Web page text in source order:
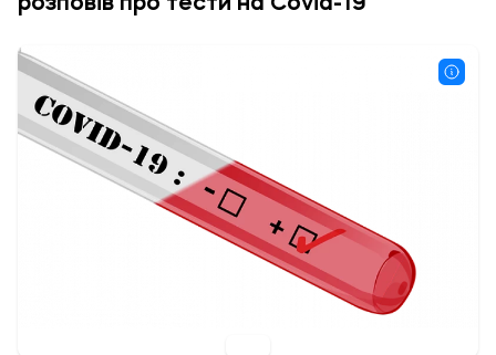
розповів про тести на Covid-19